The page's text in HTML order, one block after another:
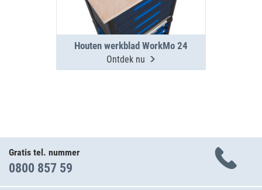
Houten werkblad WorkMo 24
Ontdek nu
Gratis tel. nummer
0800 857 59